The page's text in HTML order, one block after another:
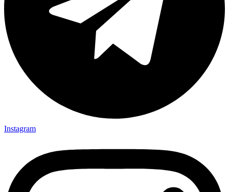
Instagram